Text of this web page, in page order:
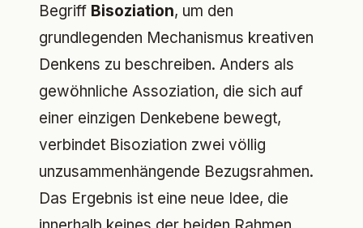
Begriff Bisoziation, um den
grundlegenden Mechanismus kreativen
Denkens zu beschreiben. Anders als
gewöhnliche Assoziation, die sich auf
einer einzigen Denkebene bewegt,
verbindet Bisoziation zwei völlig
unzusammenhängende Bezugsrahmen.
Das Ergebnis ist eine neue Idee, die